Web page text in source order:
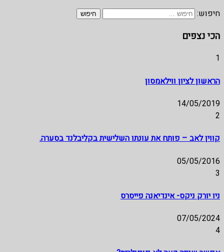
חיפוש:
הכי נצפים
1
הראשון לציון ווילאמסון
14/05/2019
2
קווין לאב – פותח את עונתו השלישית בקליבלנד בסערה.
05/05/2016
3
ניו יורק ניקס- אינדיאנה פייסרס
07/05/2024
4